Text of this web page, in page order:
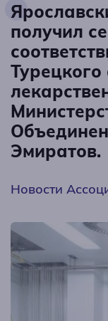
получил
Турецкого
Эмиратов.
Новости